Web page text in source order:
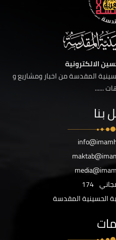
الالكترونية
المقدسة من اخبار ومشاريع و
......
بنا
174
الحسينية المقدسة